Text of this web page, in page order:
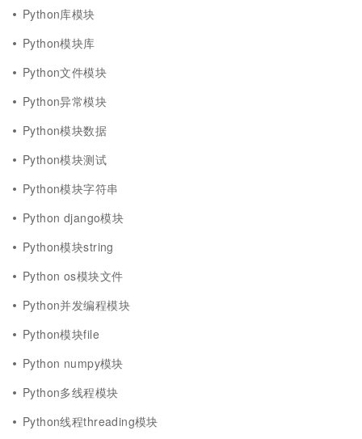
Python库模块
Python模块库
Python文件模块
Python异常模块
Python模块数据
Python模块测试
Python模块字符串
Python django模块
Python模块string
Python os模块文件
Python并发编程模块
Python模块file
Python numpy模块
Python多线程模块
Python线程threading模块